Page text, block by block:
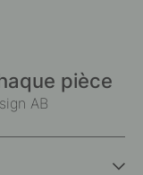
pièce
AB